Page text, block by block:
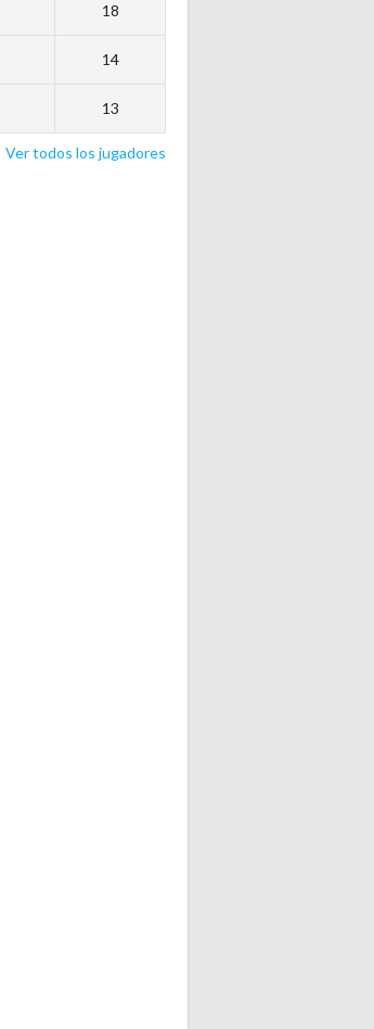
18
14
13
Ver todos los jugadores